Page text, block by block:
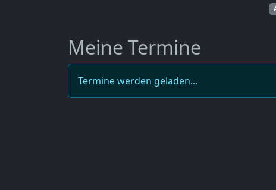
Meine Termine
Termine werden geladen...